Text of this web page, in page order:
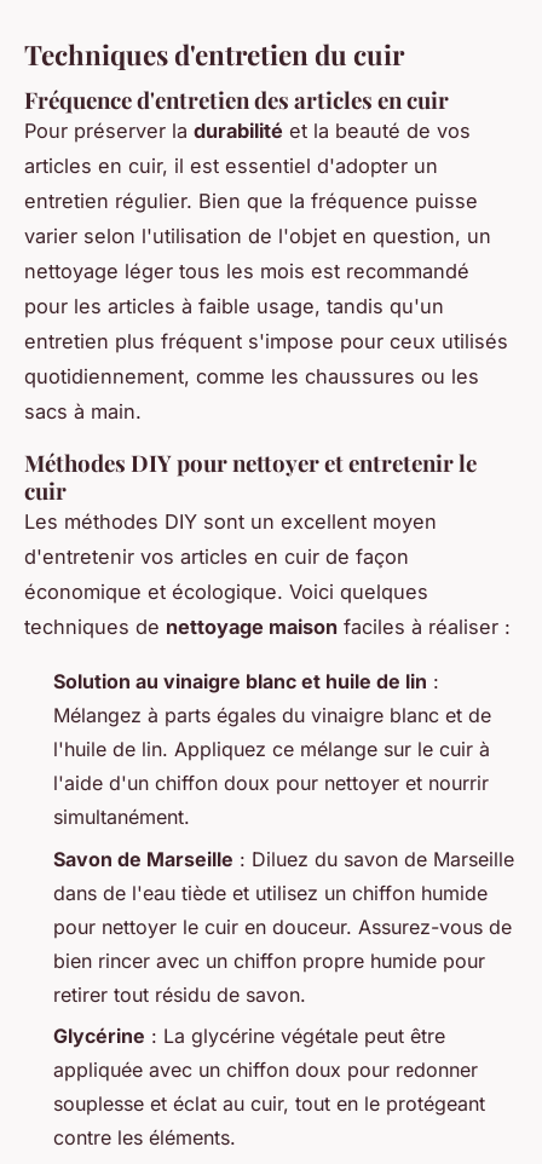
Techniques d'entretien du cuir
Fréquence d'entretien des articles en cuir
Pour préserver la durabilité et la beauté de vos
articles en cuir, il est essentiel d'adopter un
entretien régulier. Bien que la fréquence puisse
varier selon l'utilisation de l'objet en question, un
nettoyage léger tous les mois est recommandé
pour les articles à faible usage, tandis qu'un
entretien plus fréquent s'impose pour ceux utilisés
quotidiennement, comme les chaussures ou les
sacs à main.
Méthodes DIY pour nettoyer et entretenir le
cuir
Les méthodes DIY sont un excellent moyen
d'entretenir vos articles en cuir de façon
économique et écologique. Voici quelques
techniques de nettoyage maison faciles à réaliser :
Solution au vinaigre blanc et huile de lin :
Mélangez à parts égales du vinaigre blanc et de
l'huile de lin. Appliquez ce mélange sur le cuir à
l'aide d'un chiffon doux pour nettoyer et nourrir
simultanément.
Savon de Marseille : Diluez du savon de Marseille
dans de l'eau tiède et utilisez un chiffon humide
pour nettoyer le cuir en douceur. Assurez-vous de
bien rincer avec un chiffon propre humide pour
retirer tout résidu de savon.
Glycérine : La glycérine végétale peut être
appliquée avec un chiffon doux pour redonner
souplesse et éclat au cuir, tout en le protégeant
contre les éléments.